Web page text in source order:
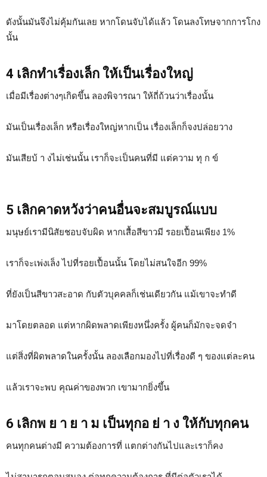
ดังนั้นมันจึงไม่คุ้มกันเลย หากโดนจับได้แล้ว โดนลงโทษจากการโกง
นั้น
4 เลิกทำเรื่องเล็ก ให้เป็นเรื่องใหญ่
เมื่อมีเรื่องต่างๆเกิดขึ้น ลองพิจารณา ให้ถี่ถ้วนว่าเรื่องนั้น
มันเป็นเรื่องเล็ก หรือเรื่องใหญ่หากเป็น เรื่องเล็กก็จงปล่อยวาง
มันเสียบ้ า งไม่เช่นนั้น เราก็จะเป็นคนที่มี แต่ความ ทุ ก ข์
5 เลิกคาดหวังว่าคนอื่นจะสมบูรณ์แบบ
มนุษย์เรามีนิสัยชอบจับผิด หากเสื้อสีขาวมี รอยเปื้อนเพียง 1%
เราก็จะเพ่งเล็ง ไปที่รอยเปื้อนนั้น โดยไม่สนใจอีก 99%
ที่ยังเป็นสีขาวสะอาด กับตัวบุคคลก็เช่นเดียวกัน แม้เขาจะทำดี
มาโดยตลอด แต่หากผิดพลาดเพียงหนึ่งครั้ง ผู้คนก็มักจะจดจำ
แต่สิ่งที่ผิดพลาดในครั้งนั้น ลองเลือกมองไปที่เรื่องดี ๆ ของแต่ละคน
แล้วเราจะพบ คุณค่าของพวก เขามากยิ่งขึ้น
6 เลิกพ ย า ย า ม เป็นทุกอ ย่ า ง ให้กับทุกคน
คนทุกคนต่างมี ความต้องการที่ แตกต่างกันไปและเราก็คง